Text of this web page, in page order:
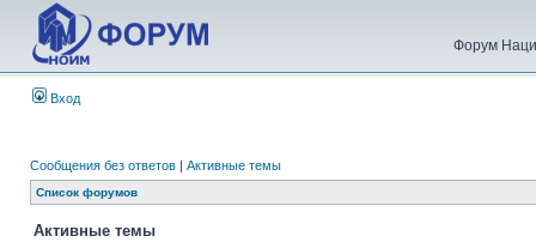
Форум
Вход
Сообщения без ответов | Активные темы
Список форумов
Активные темы